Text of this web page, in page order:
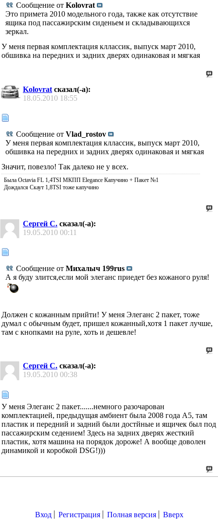
Сообщение от Kolovrat
Это примета 2010 модельного года, также как отсутствие
ящика под пассажирским сиденьем и складывающихся
зеркал.
У меня первая комплектация кллассик, выпуск март 2010,
обшивка на передних и задних дверях одинаковая и мягкая
Kolovrat сказал(-а):
18.05.2010 18:55
Сообщение от Vlad_rostov
У меня первая комплектация кллассик, выпуск март 2010,
обшивка на передних и задних дверях одинаковая и мягкая
Значит, повезло! Так далеко не у всех.
Была Octavia FL 1,4TSI МКПП Elegance Капучино + Пакет №1
Дождался Скаут 1,8TSI тоже капучино
Сергей С. сказал(-а):
19.05.2010 00:11
Сообщение от Михалыч 199rus
А я буду злится,если мой элеганс приедет без кожаного руля!
Должен с кожанным прийти! У меня Элеганс 2 пакет, тоже
думал с обычным будет, пришел кожанный,хотя 1 пакет лучше,
там с кнопками на руле, хоть и дешевле!
Сергей С. сказал(-а):
19.05.2010 00:38
У меня Элеганс 2 пакет.......немного разочарован
комплектацией, предыдущая амбиент была 2008 года А5, там
пластик и передний и задний были достйные и ящичек был под
пассажирским седением! Здесь на задних дверях жесткий
пластик, хотя машина на порядок дороже! А вообще доволен
динамикой и коробкой DSG!)))
Вход Регистрация Полная версия Вверх